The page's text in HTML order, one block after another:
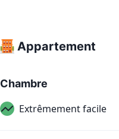
Appartement
Chambre
Extrêmement facile